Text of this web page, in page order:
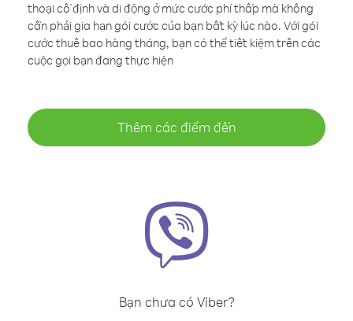
thoại cố định và di động ở mức cước phí thấp mà không
cần phải gia hạn gói cước của bạn bất kỳ lúc nào. Với gói
cước thuê bao hàng tháng, bạn có thể tiết kiệm trên các
cuộc gọi bạn đang thực hiện
Thêm các điểm đến
Bạn chưa có Viber?